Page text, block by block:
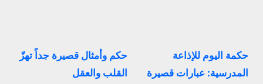
حكمة اليوم للإذاعة
المدرسية: عبارات قصيرة
حكم وأمثال قصيرة جداً تهزّ
القلب والعقل